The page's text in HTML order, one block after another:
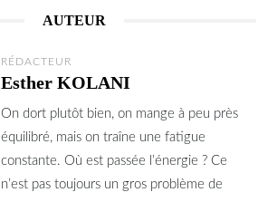
AUTEUR
RÉDACTEUR
Esther KOLANI
On dort plutôt bien, on mange à peu près
équilibré, mais on traîne une fatigue
constante. Où est passée l’énergie ? Ce
n’est pas toujours un gros problème de